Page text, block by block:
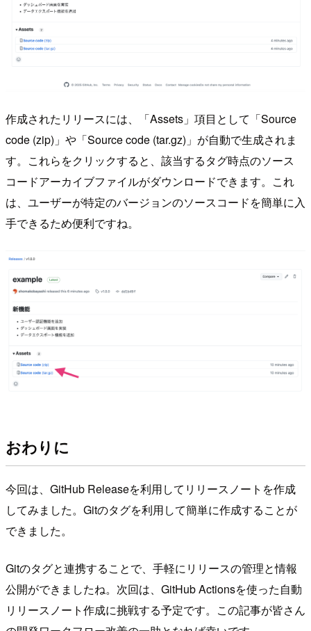
作成されたリリースには、「Assets」項目として「Source
code (zip)」や「Source code (tar.gz)」が自動で生成されま
す。これらをクリックすると、該当するタグ時点のソース
コードアーカイブファイルがダウンロードできます。これ
は、ユーザーが特定のバージョンのソースコードを簡単に入
手できるため便利ですね。
おわりに
今回は、GitHub Releaseを利用してリリースノートを作成
してみました。Gitのタグを利用して簡単に作成することが
できました。
Gitのタグと連携することで、手軽にリリースの管理と情報
公開ができましたね。次回は、GitHub Actionsを使った自動
リリースノート作成に挑戦する予定です。この記事が皆さん